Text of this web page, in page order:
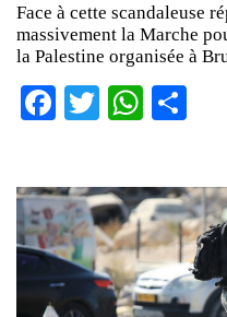
Face à cette scandaleuse
massivement la Marche
la Palestine organisée à
Facebook
Twitter